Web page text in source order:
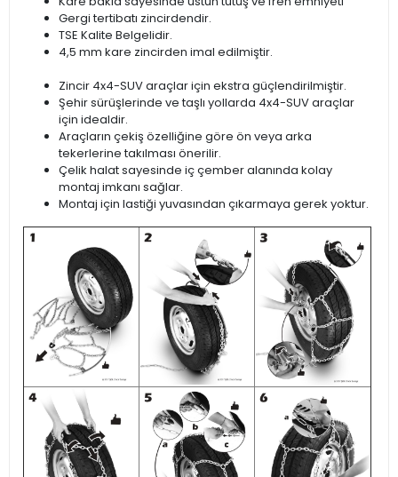
Gergi tertibatı zincirdendir.
TSE Kalite Belgelidir.
4,5 mm kare zincirden imal edilmiştir.
Zincir 4x4-SUV araçlar için ekstra güçlendirilmiştir.
Şehir sürüşlerinde ve taşlı yollarda 4x4-SUV araçlar
için idealdir.
Araçların çekiş özelliğine göre ön veya arka
tekerlerine takılması önerilir.
Çelik halat sayesinde iç çember alanında kolay
montaj imkanı sağlar.
Montaj için lastiği yuvasından çıkarmaya gerek yoktur.